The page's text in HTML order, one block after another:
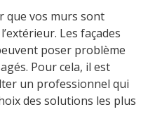
que vos murs sont
Les façades
poser problème
Pour cela, il est
un professionnel qui
des solutions les plus